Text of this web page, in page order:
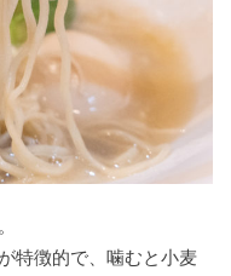
特徴的で、噛むと小麦